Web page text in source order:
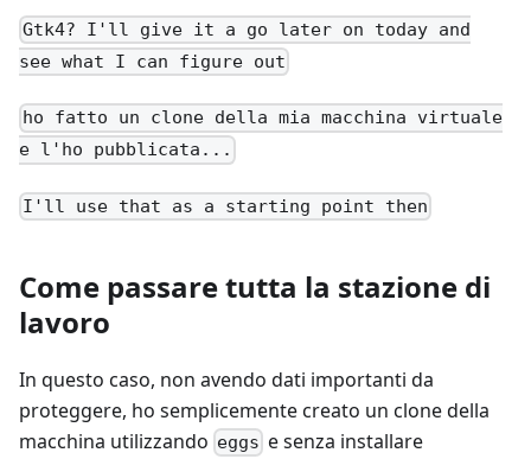
Gtk4? I'll give it a go later on today and
see what I can figure out
ho fatto un clone della mia macchina virtuale
e l'ho pubblicata...
I'll use that as a starting point then
Come passare tutta la stazione di
lavoro
In questo caso, non avendo dati importanti da
proteggere, ho semplicemente creato un clone della
macchina utilizzando eggs e senza installare